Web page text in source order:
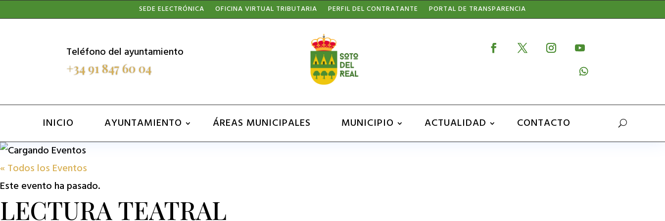
accesibilidad.
Presione
Control-
F11
SEDE ELECTRÓNICA OFICINA VIRTUAL TRIBUTARIA PERFIL DEL CONTRATANTE PORTAL DE TRANSPARENCIA
Teléfono del ayuntamiento
+34 91 847 60 04
INICIO AYUNTAMIENTO ÁREAS MUNICIPALES MUNICIPIO ACTUALIDAD CONTACTO
« Todos los Eventos
Este evento ha pasado.
LECTURA TEATRAL